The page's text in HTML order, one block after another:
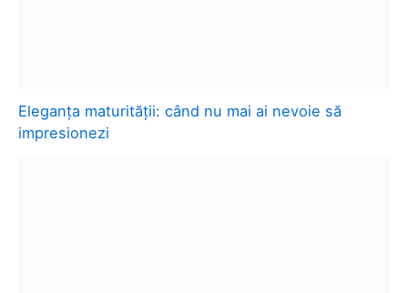
Eleganța maturității: când nu mai ai nevoie să
impresionezi